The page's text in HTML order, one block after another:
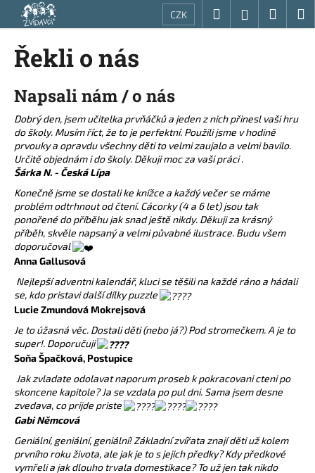
obsah
CZK HledatPřihlášení
Řekli o nás
Napsali nám / o nás
Dobrý den, jsem učitelka prvňáčků a jeden z nich přinesl vaši hru
do školy. Musím říct, že to je perfektní. Použili jsme v hodině
prvouky a opravdu všechny děti to velmi zaujalo a velmi bavilo.
Určitě objednám i do školy. Děkuji moc za vaši práci .
Šárka N. - Česká Lípa
Konečně jsme se dostali ke knížce a každý večer se máme
problém odtrhnout od čtení. Cácorky (4 a 6 let) jsou tak
ponořené do příběhu jak snad ještě nikdy. Děkuji za krásný
příběh, skvěle napsaný a velmi půvabné ilustrace. Budu všem
doporučoval
Anna Gallusová
Nejlepší adventni kalendář, kluci se těšili na každé ráno a hádali
se, kdo pristavi další dílky puzzle
Lucie Zmundová Mokrejsová
Je to úžasná věc. Dostali děti (nebo já?) Pod stromečkem. A je to
super!. Doporučuji
Soňa Špačková, Postupice
Jak zvladate odolavat naporum proseb k pokracovani cteni po
skoncene kapitole? Ja se vzdala po pul dni. Sama jsem desne
zvedava, co prijde priste
Gabi Němcová
Geniální, geniální, geniální! Základní zvířata znají děti už kolem
prvního roku života, ale jak je to s jejich předky? Kdy předkové
vymřeli a jak dlouho trvala domestikace? To už jen tak nikdo
o
o
p
o
t
ř
e
b
u
j
e
t
e
n
a
j
í
t
?